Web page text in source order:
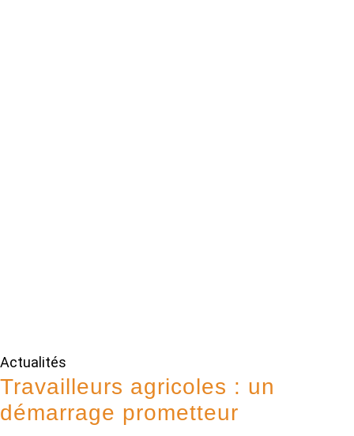
Actualités
Travailleurs agricoles : un
démarrage prometteur